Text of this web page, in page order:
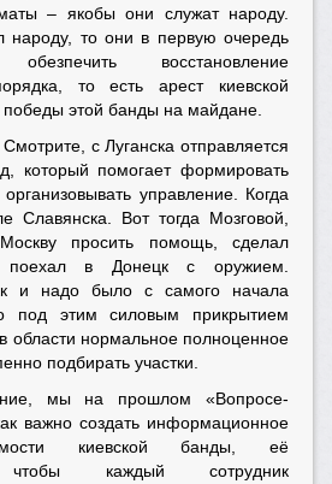
– якобы они служат народу.
народу, то они в первую очередь
восстановление
то есть арест киевской
этой банды на майдане.
с Луганска отправляется
который помогает формировать
управление. Когда
Славянска. Вот тогда Мозговой,
просить помощь, сделал
в Донецк с оружием.
и надо было с самого начала
под этим силовым прикрытием
области нормальное полноценное
подбирать участки.
мы на прошлом «Вопросе-
важно создать информационное
киевской банды, её
чтобы каждый сотрудник